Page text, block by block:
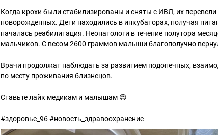
Когда крохи были стабилизированы и сняты с ИВЛ, их перевели
новорожденных. Дети находились в инкубаторах, получая
началась реабилитация. Неонатологи в течение полутора
мальчиков. С весом 2600 граммов малыши благополучно
Врачи продолжат наблюдать за развитием подопечных,
по месту проживания близнецов.
Ставьте лайк медикам и малышам 😍
#здоровье_96 #новость_здравоохранение